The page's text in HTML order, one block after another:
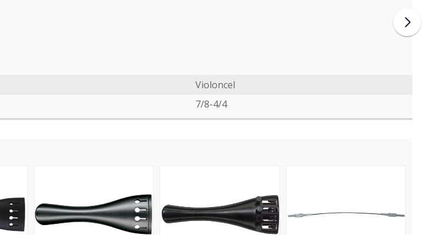
Violoncel
7/8-4/4
Classic
4/4
4/4-